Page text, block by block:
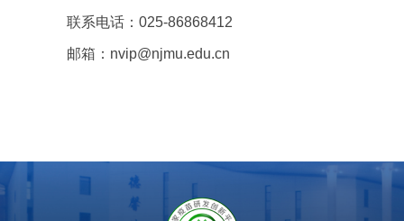
联系电话：025-86868412
邮箱：nvip@njmu.edu.cn